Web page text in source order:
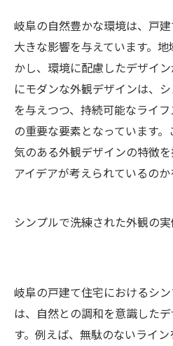
岐阜の自然豊かな環境は、戸
大きな影響を与えています。
かし、環境に配慮したデザイ
にモダンな外観デザインは、
を与えつつ、持続可能なライ
の重要な要素となっています
気のある外観デザインの特徴
アイデアが考えられているのか
シンプルで洗練された外観の実
岐阜の戸建て住宅におけるシ
は、自然との調和を意識した
す。例えば、無駄のないライ